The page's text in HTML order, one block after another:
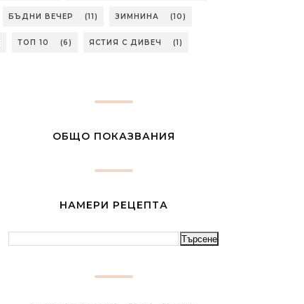
БЪДНИ ВЕЧЕР (11) ЗИМНИНА (10)
ТОП 10 (6) ЯСТИЯ С ДИВЕЧ (1)
ОБЩО ПОКАЗВАНИЯ
НАМЕРИ РЕЦЕПТА